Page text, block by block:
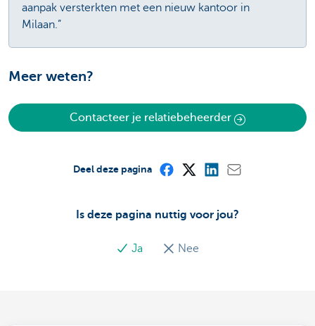
aanpak versterkten met een nieuw kantoor in
Milaan.”
Meer weten?
Contacteer je relatiebeheerder
Is deze pagina nuttig voor jou?
Ja Nee
Deel deze pagina